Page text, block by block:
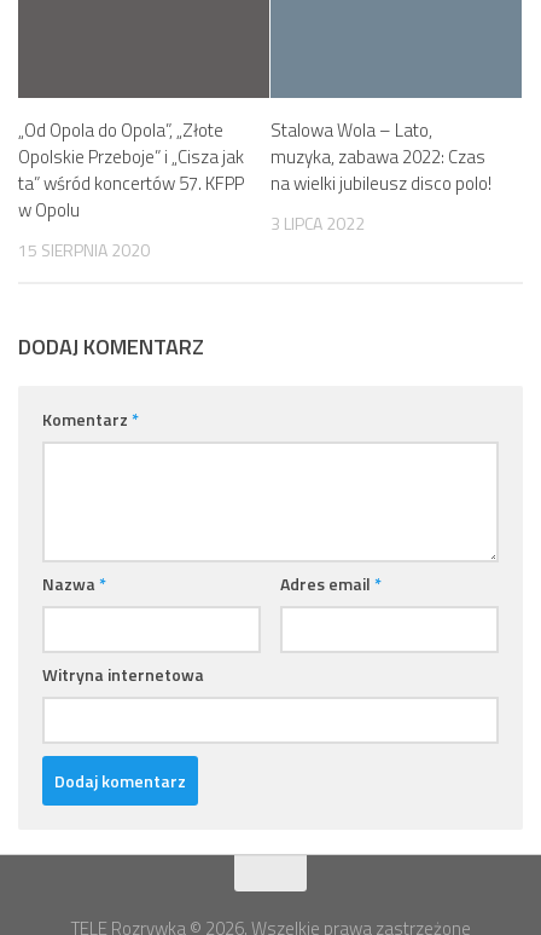
„Od Opola do Opola”, „Złote
Opolskie Przeboje” i „Cisza jak
ta” wśród koncertów 57. KFPP
w Opolu
15 SIERPNIA 2020
Stalowa Wola – Lato,
muzyka, zabawa 2022: Czas
na wielki jubileusz disco polo!
3 LIPCA 2022
DODAJ KOMENTARZ
Komentarz*
Nazwa* Adres email*
Witryna internetowa
TELE Rozrywka © 2026. Wszelkie prawa zastrzeżone